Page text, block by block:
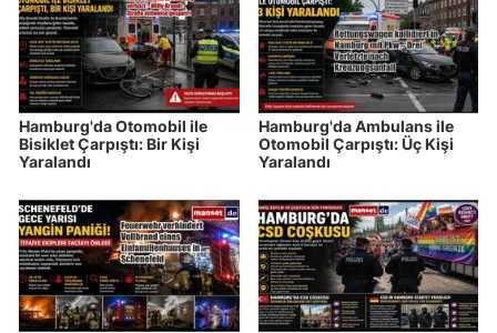
Hamburg'da Otomobil ile
Bisiklet Çarpıştı: Bir Kişi
Yaralandı
Hamburg'da Ambulans ile
Otomobil Çarpıştı: Üç Kişi
Yaralandı